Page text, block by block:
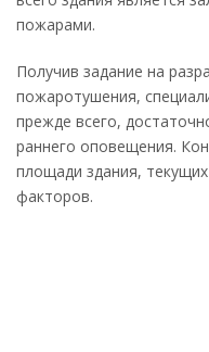
пожарами.
Получив задание на
пожаротушения,
прежде всего,
раннего оповещения.
площади здания, текущих
факторов.